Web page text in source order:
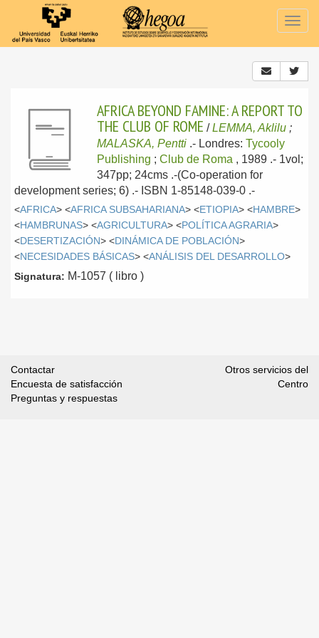
AFRICA BEYOND FAMINE: A REPORT TO
THE CLUB OF ROME /LEMMA, Aklilu ;
MALASKA, Pentti .- Londres: Tycooly
Publishing ; Club de Roma , 1989 .- 1vol;
347pp; 24cms .-(Co-operation for
development series; 6) .- ISBN 1-85148-039-0 .-
<AFRICA> <AFRICA SUBSAHARIANA> <ETIOPIA> <HAMBRE>
<HAMBRUNAS> <AGRICULTURA> <POLÍTICA AGRARIA>
<DESERTIZACIÓN> <DINÁMICA DE POBLACIÓN>
<NECESIDADES BÁSICAS> <ANÁLISIS DEL DESARROLLO>
Signatura: M-1057 ( libro )
Contactar
Encuesta de satisfacción
Preguntas y respuestas
Otros servicios del
Centro